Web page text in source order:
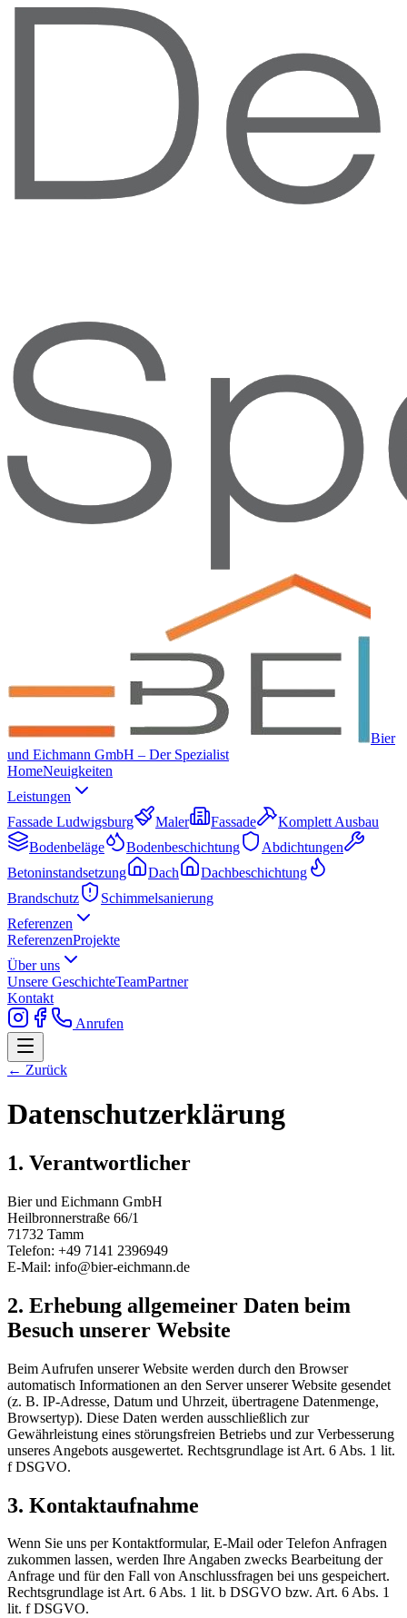
Bier
und Eichmann GmbH – Der Spezialist
HomeNeuigkeiten
Leistungen
Fassade Ludwigsburg
Maler Fassade
Komplett Ausbau
Bodenbeläge
Bodenbeschichtung
Abdichtungen
Betoninstandsetzung
Dach
Dachbeschichtung
Brandschutz
Schimmelsanierung
Referenzen
ReferenzenProjekte
Über uns
Unsere GeschichteTeamPartner
Kontakt
Anrufen
← Zurück
Datenschutzerklärung
1. Verantwortlicher
Bier und Eichmann GmbH
Heilbronnerstraße 66/1
71732 Tamm
Telefon: +49 7141 2396949
E-Mail: info@bier-eichmann.de
2. Erhebung allgemeiner Daten beim
Besuch unserer Website
Beim Aufrufen unserer Website werden durch den Browser
automatisch Informationen an den Server unserer Website gesendet
(z. B. IP-Adresse, Datum und Uhrzeit, übertragene Datenmenge,
Browsertyp). Diese Daten werden ausschließlich zur
Gewährleistung eines störungsfreien Betriebs und zur Verbesserung
unseres Angebots ausgewertet. Rechtsgrundlage ist Art. 6 Abs. 1 lit.
f DSGVO.
3. Kontaktaufnahme
Wenn Sie uns per Kontaktformular, E-Mail oder Telefon Anfragen
zukommen lassen, werden Ihre Angaben zwecks Bearbeitung der
Anfrage und für den Fall von Anschlussfragen bei uns gespeichert.
Rechtsgrundlage ist Art. 6 Abs. 1 lit. b DSGVO bzw. Art. 6 Abs. 1
lit. f DSGVO.